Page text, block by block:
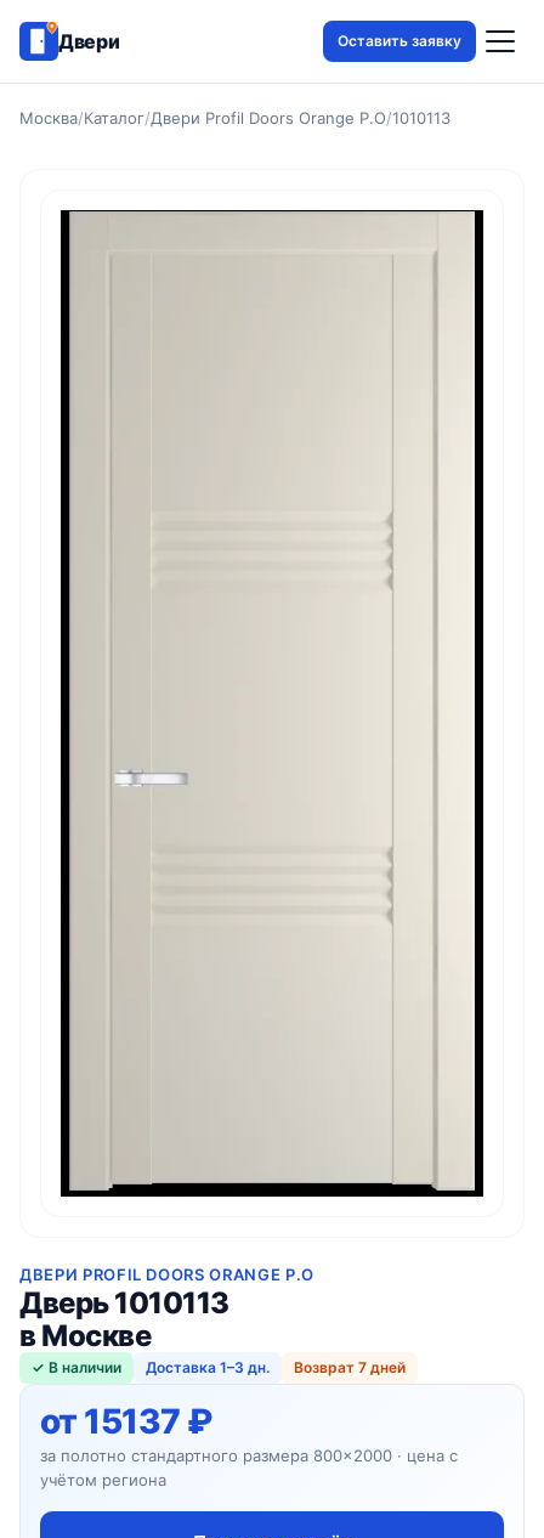
Двери Оставить заявку
Москва/Каталог/Двери Profil Doors Orange P.O/1010113
ДВЕРИ PROFIL DOORS ORANGE P.O
Дверь 1010113
в Москве
✓ В наличии Доставка 1–3 дн. Возврат 7 дней
от 15137 ₽
за полотно стандартного размера 800×2000 · цена с
учётом региона